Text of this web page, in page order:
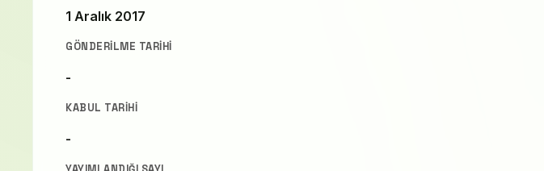
1 Aralık 2017
GÖNDERILME TARIHI
-
KABUL TARIHI
-